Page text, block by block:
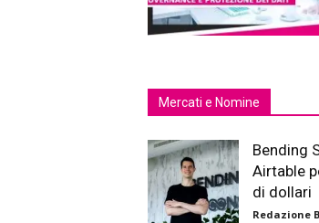
Mercati e Nomine
Bending
Airtable
di dollari
Redazione